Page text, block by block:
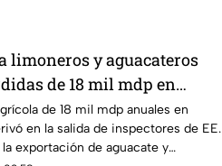
limoneros y aguacateros
de 18 mil mdp en
de 18 mil mdp anuales en
en la salida de inspectores de EE.
exportación de aguacate y